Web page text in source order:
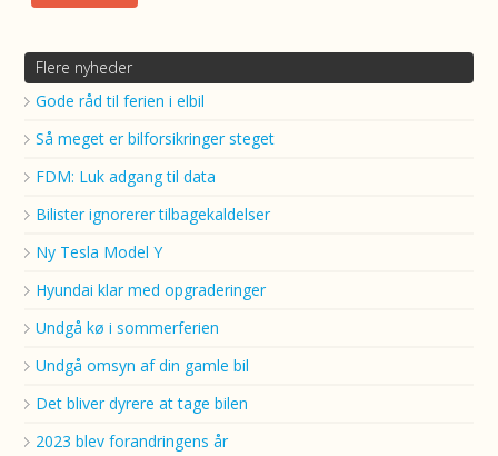
Flere nyheder
Gode råd til ferien i elbil
Så meget er bilforsikringer steget
FDM: Luk adgang til data
Bilister ignorerer tilbagekaldelser
Ny Tesla Model Y
Hyundai klar med opgraderinger
Undgå kø i sommerferien
Undgå omsyn af din gamle bil
Det bliver dyrere at tage bilen
2023 blev forandringens år